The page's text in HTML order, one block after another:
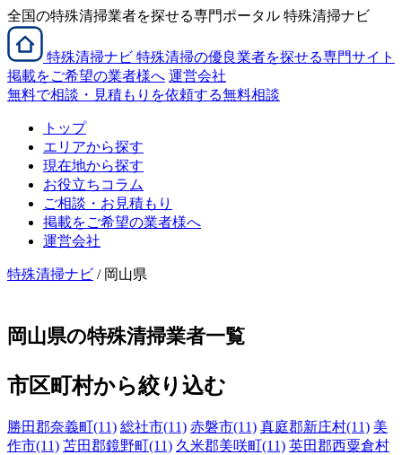
全国の特殊清掃業者を探せる専門ポータル 特殊清掃ナビ
特殊清掃ナビ 特殊清掃の優良業者を探せる専門サイト
掲載をご希望の業者様へ 運営会社
無料で相談・見積もりを依頼する無料相談
トップ
エリアから探す
現在地から探す
お役立ちコラム
ご相談・お見積もり
掲載をご希望の業者様へ
運営会社
特殊清掃ナビ / 岡山県
岡山県の特殊清掃業者一覧
市区町村から絞り込む
勝田郡奈義町(11) 総社市(11) 赤磐市(11) 真庭郡新庄村(11) 美
作市(11) 苫田郡鏡野町(11) 久米郡美咲町(11) 英田郡西粟倉村